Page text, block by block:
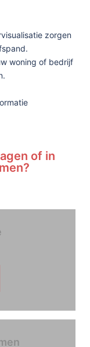
zorgen
woning of bedrijf
of in